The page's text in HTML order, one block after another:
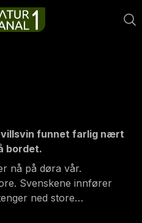
funnet farlig nært
bordet.
nå på døra vår.
Svenskene innfører
ned store